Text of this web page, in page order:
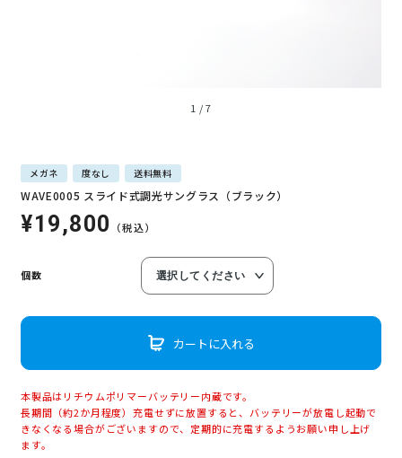
1 /7
メガネ 度なし 送料無料
WAVE0005 スライド式調光サングラス（ブラック）
¥19,800 （税込）
個数
カートに入れる
本製品はリチウムポリマーバッテリー内蔵です。
長期間（約2か月程度）充電せずに放置すると、バッテリーが放電し起動で
きなくなる場合がございますので、定期的に充電するようお願い申し上げ
ます。